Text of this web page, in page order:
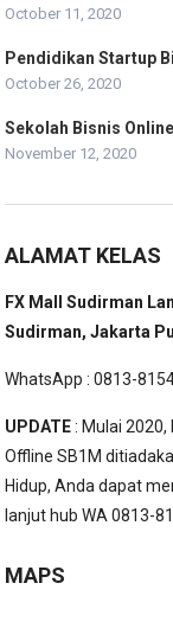
October 11, 2020
Pendidikan Startup
October 26, 2020
Sekolah Bisnis
November 12, 2020
ALAMAT KELAS
FX Mall Sudirman
Sudirman, Jakarta
WhatsApp : 0813-
UPDATE: Mulai
Offline SB1M
Hidup, Anda dapat
lanjut hub WA 0813-
MAPS